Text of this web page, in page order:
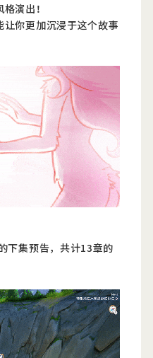
演出！
你更加沉浸于这个故事
下集预告，共计13章的